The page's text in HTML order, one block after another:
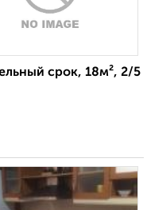
срок, 18м², 2/5